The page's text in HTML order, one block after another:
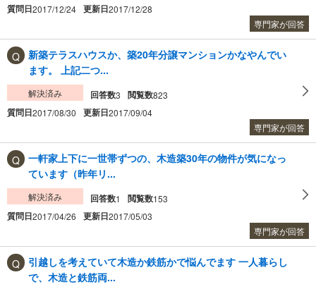
質問日2017/12/24 更新日2017/12/28
専門家が回答
新築テラスハウスか、築20年分譲マンションかなやんでい
ます。 上記二つ...
解決済み 回答数3 閲覧数823
質問日2017/08/30 更新日2017/09/04
専門家が回答
一軒家上下に一世帯ずつの、木造築30年の物件が気になっ
ています（昨年リ...
解決済み 回答数1 閲覧数153
質問日2017/04/26 更新日2017/05/03
専門家が回答
引越しを考えていて木造か鉄筋かで悩んでます 一人暮らし
で、木造と鉄筋両...